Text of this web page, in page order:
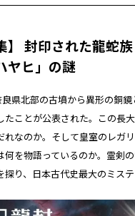
】 封印された龍蛇
ヤヒ」の謎
県北部の古墳から異形の銅
たことが公表された。この長
れなのか。そして皇室のレガ
何を物語っているのか。霊剣
探り、日本古代史最大のミス